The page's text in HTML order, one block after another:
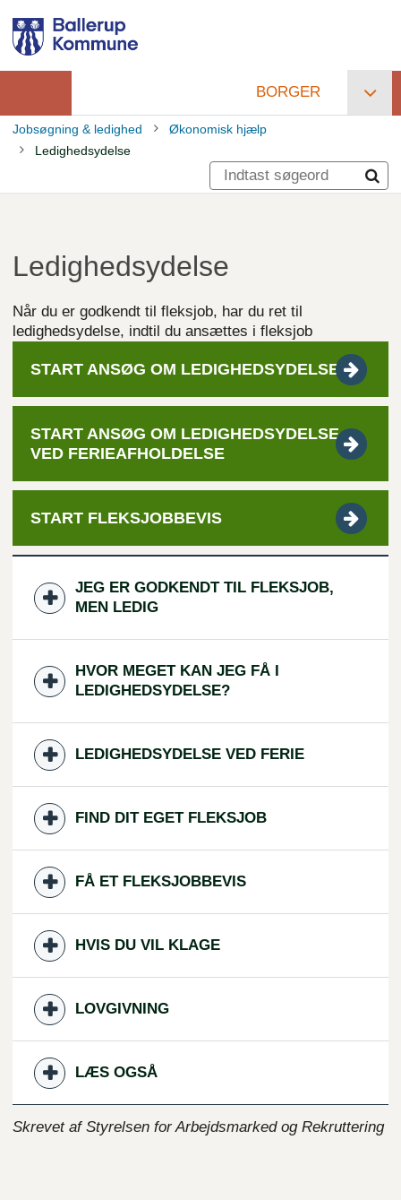
hovedindhold
Primær
navigation
BORGER
Brødkrumme
Jobsøgning & ledighed
Økonomisk hjælp
Ledighedsydelse
Ledighedsydelse
Når du er godkendt til fleksjob, har du ret til
ledighedsydelse, indtil du ansættes i fleksjob
START ANSØG OM LEDIGHEDSYDELSE
START ANSØG OM LEDIGHEDSYDELSE
VED FERIEAFHOLDELSE
START FLEKSJOBBEVIS
JEG ER GODKENDT TIL FLEKSJOB,
MEN LEDIG
HVOR MEGET KAN JEG FÅ I
LEDIGHEDSYDELSE?
LEDIGHEDSYDELSE VED FERIE
FIND DIT EGET FLEKSJOB
FÅ ET FLEKSJOBBEVIS
HVIS DU VIL KLAGE
LOVGIVNING
LÆS OGSÅ
Skrevet af Styrelsen for Arbejdsmarked og Rekruttering